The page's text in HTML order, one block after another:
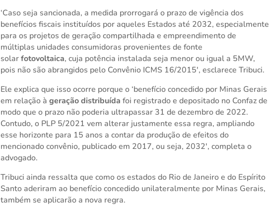
‘Caso seja sancionada, a medida prorrogará o prazo de vigência dos
benefícios fiscais instituídos por aqueles Estados até 2032, especialmente
para os projetos de geração compartilhada e empreendimento de
múltiplas unidades consumidoras provenientes de fonte
solarfotovoltaica, cuja potência instalada seja menor ou igual a 5MW,
pois não são abrangidos pelo Convênio ICMS 16/2015′, esclarece Tribuci.
Ele explica que isso ocorre porque o ‘benefício concedido por Minas Gerais
em relação àgeração distribuída foi registrado e depositado no Confaz de
modo que o prazo não poderia ultrapassar 31 de dezembro de 2022.
Contudo, o PLP 5/2021 vem alterar justamente essa regra, ampliando
esse horizonte para 15 anos a contar da produção de efeitos do
mencionado convênio, publicado em 2017, ou seja, 2032′, completa o
advogado.
Tribuci ainda ressalta que como os estados do Rio de Janeiro e do Espírito
Santo aderiram ao benefício concedido unilateralmente por Minas Gerais,
também se aplicarão a nova regra.